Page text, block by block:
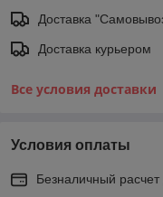
Доставка
Доставка курьером
Все условия доставки
Условия оплаты
Безналичный